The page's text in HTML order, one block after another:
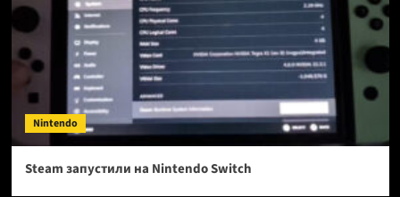
Nintendo
Steam запустили на Nintendo Switch